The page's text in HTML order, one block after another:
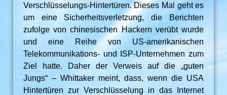
Verschlüsselungs-Hintertüren. Dieses Mal geht es
um eine Sicherheitsverletzung, die Berichten
zufolge von chinesischen Hackern verübt wurde
und eine Reihe von US-amerikanischen
Telekommunikations- und ISP-Unternehmen zum
Ziel hatte. Daher der Verweis auf die „guten
Jungs“ – Whittaker meint, dass, wenn die USA
Hintertüren zur Verschlüsselung in das Internet